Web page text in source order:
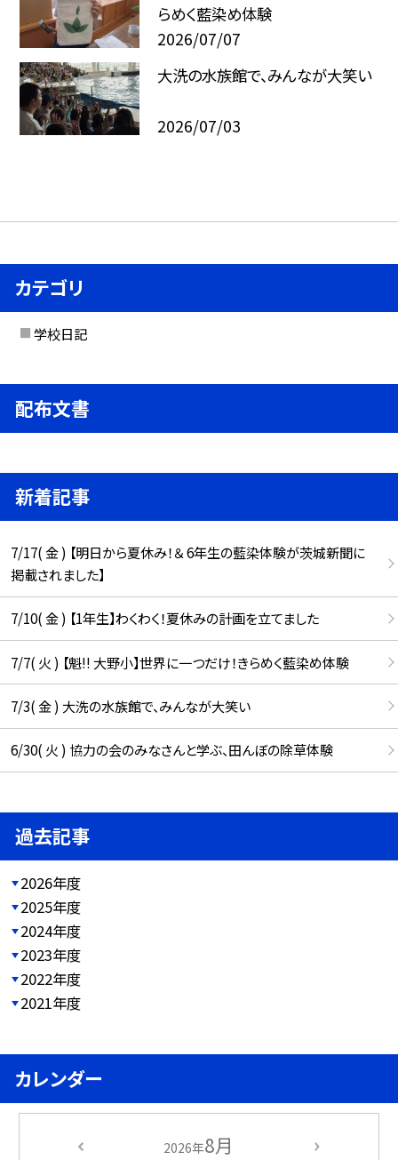
らめく藍染め体験
2026/07/07
大洗の水族館で、みんなが大笑い
2026/07/03
カテゴリ
学校日記
配布文書
新着記事
7/17( 金 ) 【明日から夏休み！＆ 6年生の藍染体験が茨城新聞に
掲載されました】
7/10( 金 ) 【1年生】わくわく！夏休みの計画を立てました
7/7( 火 ) 【魁!! 大野小】世界に一つだけ！きらめく藍染め体験
7/3( 金 ) 大洗の水族館で、みんなが大笑い
6/30( 火 ) 協力の会のみなさんと学ぶ、田んぼの除草体験
過去記事
2026年度
2025年度
2024年度
2023年度
2022年度
2021年度
カレンダー
2026年8月